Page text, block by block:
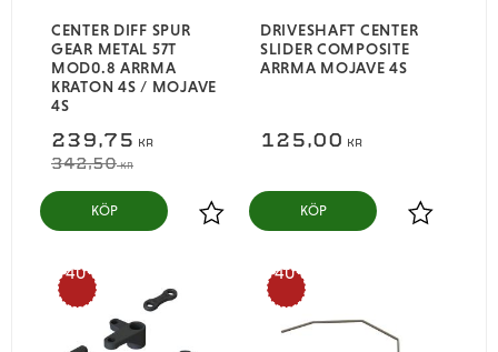
CENTER DIFF SPUR
GEAR METAL 57T
MOD0.8 ARRMA
KRATON 4S / MOJAVE
4S
239,75 KR
342,50KR
Lägg till i favoriter
KÖP
DRIVESHAFT CENTER
SLIDER COMPOSITE
ARRMA MOJAVE 4S
125,00 KR
Lägg till i
KÖP
40
%
40
%